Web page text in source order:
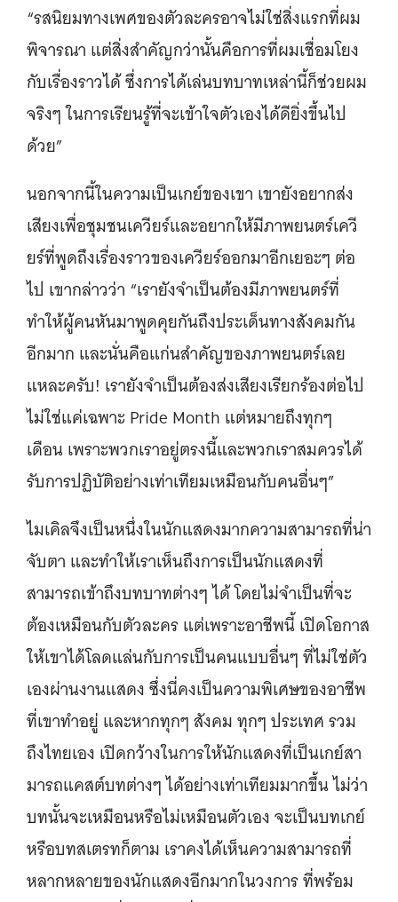
“รสนิยมทางเพศของตัวละครอาจไม่ใช่สิ่งแรกที่ผม
พิจารณา แต่สิ่งสำคัญกว่านั้นคือการที่ผมเชื่อมโยง
กับเรื่องราวได้ ซึ่งการได้เล่นบทบาทเหล่านี้ก็ช่วยผม
จริงๆ ในการเรียนรู้ที่จะเข้าใจตัวเองได้ดียิ่งขึ้นไป
ด้วย”
นอกจากนี้ในความเป็นเกย์ของเขา เขายังอยากส่ง
เสียงเพื่อชุมชนเควียร์และอยากให้มีภาพยนตร์เควี
ยร์ที่พูดถึงเรื่องราวของเควียร์ออกมาอีกเยอะๆ ต่อ
ไป เขากล่าวว่า “เรายังจำเป็นต้องมีภาพยนตร์ที่
ทำให้ผู้คนหันมาพูดคุยกันถึงประเด็นทางสังคมกัน
อีกมาก และนั่นคือแก่นสำคัญของภาพยนตร์เลย
แหละครับ! เรายังจำเป็นต้องส่งเสียงเรียกร้องต่อไป
ไม่ใช่แค่เฉพาะ Pride Month แต่หมายถึงทุกๆ
เดือน เพราะพวกเราอยู่ตรงนี้และพวกเราสมควรได้
รับการปฏิบัติอย่างเท่าเทียมเหมือนกับคนอื่นๆ”
ไมเคิลจึงเป็นหนึ่งในนักแสดงมากความสามารถที่น่า
จับตา และทำให้เราเห็นถึงการเป็นนักแสดงที่
สามารถเข้าถึงบทบาทต่างๆ ได้ โดยไม่จำเป็นที่จะ
ต้องเหมือนกับตัวละคร แต่เพราะอาชีพนี้ เปิดโอกาส
ให้เขาได้โลดแล่นกับการเป็นคนแบบอื่นๆ ที่ไม่ใช่ตัว
เองผ่านงานแสดง ซึ่งนี่คงเป็นความพิเศษของอาชีพ
ที่เขาทำอยู่ และหากทุกๆ สังคม ทุกๆ ประเทศ รวม
ถึงไทยเอง เปิดกว้างในการให้นักแสดงที่เป็นเกย์สา
มารถแคสต์บทต่างๆ ได้อย่างเท่าเทียมมากขึ้น ไม่ว่า
บทนั้นจะเหมือนหรือไม่เหมือนตัวเอง จะเป็นบทเกย์
หรือบทสเตรทก็ตาม เราคงได้เห็นความสามารถที่
หลากหลายของนักแสดงอีกมากในวงการ ที่พร้อม